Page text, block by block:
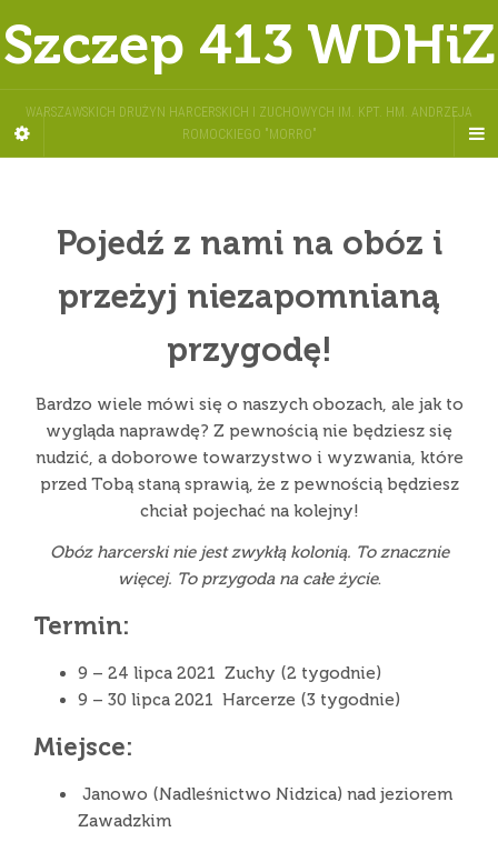
Szczep 413 WDHiZ
WARSZAWSKICH DRUŻYN HARCERSKICH I ZUCHOWYCH IM. KPT. HM. ANDRZEJA
ROMOCKIEGO "MORRO"
Pojedź z nami na obóz i
przeżyj niezapomnianą
przygodę!
Bardzo wiele mówi się o naszych obozach, ale jak to
wygląda naprawdę? Z pewnością nie będziesz się
nudzić, a doborowe towarzystwo i wyzwania, które
przed Tobą staną sprawią, że z pewnością będziesz
chciał pojechać na kolejny!
Obóz harcerski nie jest zwykłą kolonią. To znacznie
więcej. To przygoda na całe życie.
Termin:
9 – 24 lipca 2021 Zuchy (2 tygodnie)
9 – 30 lipca 2021 Harcerze (3 tygodnie)
Miejsce:
Janowo (Nadleśnictwo Nidzica) nad jeziorem
Zawadzkim